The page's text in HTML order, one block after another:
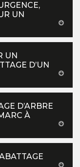
UN
UN
D’UN
D’ARBRE
À